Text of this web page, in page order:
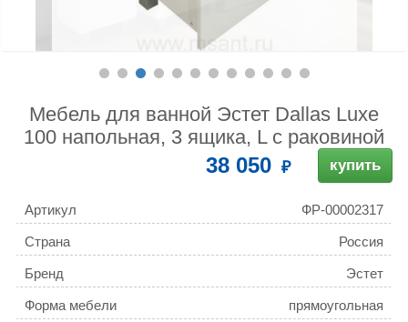
Мебель для ванной Эстет Dallas Luxe
100 напольная, 3 ящика, L с раковиной
38 050 купить
Артикул ФР-00002317
Страна Россия
Бренд Эстет
Форма мебели прямоугольная